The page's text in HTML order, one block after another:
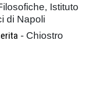
Istituto
di Napoli
- Chiostro